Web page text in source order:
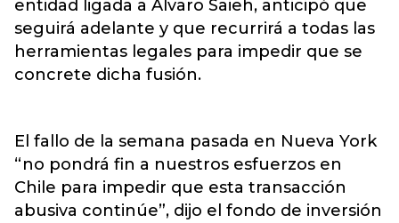
entidad ligada a Álvaro Saieh, anticipó que
seguirá adelante y que recurrirá a todas las
herramientas legales para impedir que se
concrete dicha fusión.
El fallo de la semana pasada en Nueva York
“no pondrá fin a nuestros esfuerzos en
Chile para impedir que esta transacción
abusiva continúe”, dijo el fondo de inversión